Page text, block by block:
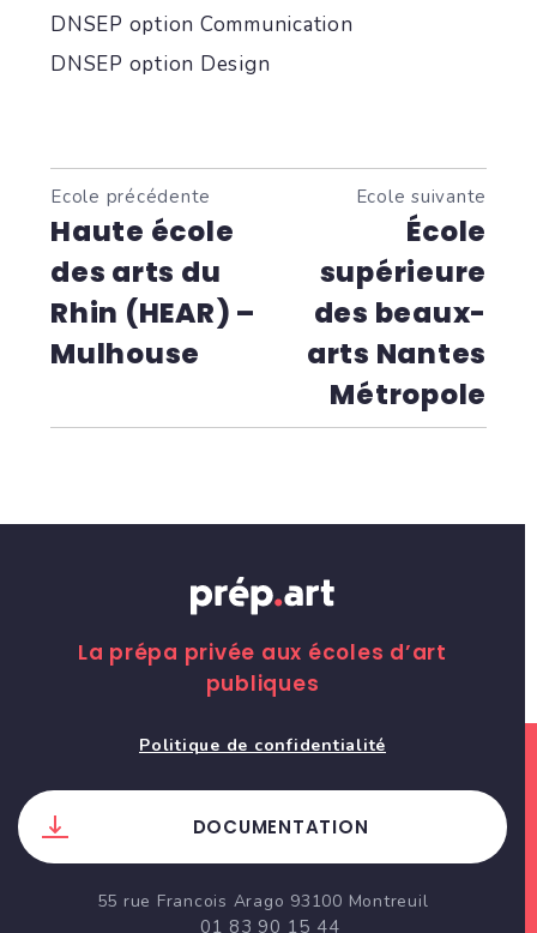
DNSEP option Communication
DNSEP option Design
Ecole précédente
Haute école
des arts du
Rhin (HEAR) –
Mulhouse
Ecole suivante
École
supérieure
des beaux-
arts Nantes
Métropole
La prépa privée aux écoles d’art
publiques
Politique de confidentialité
DOCUMENTATION
55 rue Francois Arago 93100 Montreuil
01 83 90 15 44